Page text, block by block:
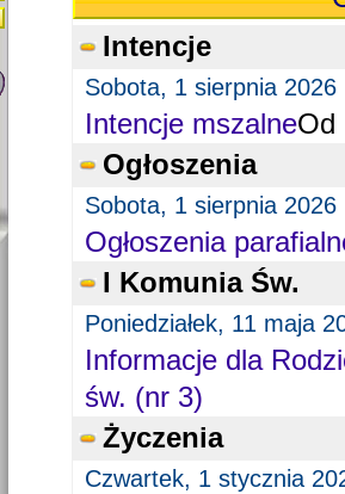
Intencje
Sobota, 1 sierpnia 2026
Intencje mszalneOd
Ogłoszenia
Sobota, 1 sierpnia 2026
Ogłoszenia
I Komunia Św.
Poniedziałek, 11 maja
Informacje dla
św. (nr 3)
Życzenia
Czwartek, 1 stycznia